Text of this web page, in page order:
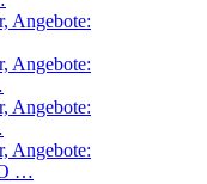
Angebote:
Angebote:
Angebote:
Angebote:
…